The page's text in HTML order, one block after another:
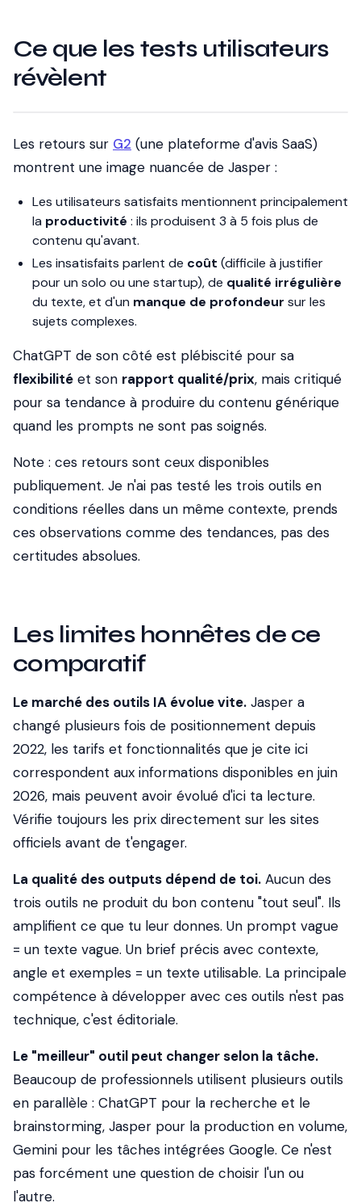
Ce que les tests utilisateurs
révèlent
Les retours sur G2 (une plateforme d'avis SaaS)
montrent une image nuancée de Jasper :
Les utilisateurs satisfaits mentionnent principalement
la productivité : ils produisent 3 à 5 fois plus de
contenu qu'avant.
Les insatisfaits parlent de coût (difficile à justifier
pour un solo ou une startup), de qualité irrégulière
du texte, et d'un manque de profondeur sur les
sujets complexes.
ChatGPT de son côté est plébiscité pour sa
flexibilité et son rapport qualité/prix, mais critiqué
pour sa tendance à produire du contenu générique
quand les prompts ne sont pas soignés.
Note : ces retours sont ceux disponibles
publiquement. Je n'ai pas testé les trois outils en
conditions réelles dans un même contexte, prends
ces observations comme des tendances, pas des
certitudes absolues.
Les limites honnêtes de ce
comparatif
Le marché des outils IA évolue vite. Jasper a
changé plusieurs fois de positionnement depuis
2022, les tarifs et fonctionnalités que je cite ici
correspondent aux informations disponibles en juin
2026, mais peuvent avoir évolué d'ici ta lecture.
Vérifie toujours les prix directement sur les sites
officiels avant de t'engager.
La qualité des outputs dépend de toi. Aucun des
trois outils ne produit du bon contenu "tout seul". Ils
amplifient ce que tu leur donnes. Un prompt vague
= un texte vague. Un brief précis avec contexte,
angle et exemples = un texte utilisable. La principale
compétence à développer avec ces outils n'est pas
technique, c'est éditoriale.
Le "meilleur" outil peut changer selon la tâche.
Beaucoup de professionnels utilisent plusieurs outils
en parallèle : ChatGPT pour la recherche et le
brainstorming, Jasper pour la production en volume,
Gemini pour les tâches intégrées Google. Ce n'est
pas forcément une question de choisir l'un ou
l'autre.